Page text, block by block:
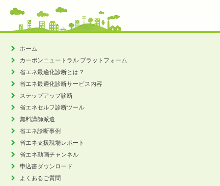
ホーム
カーボンニュートラル プラットフォーム
省エネ最適化診断とは？
省エネ最適化診断サービス内容
ステップアップ診断
省エネセルフ診断ツール
無料講師派遣
省エネ診断事例
省エネ支援現場レポート
省エネ動画チャンネル
申込書ダウンロード
よくあるご質問